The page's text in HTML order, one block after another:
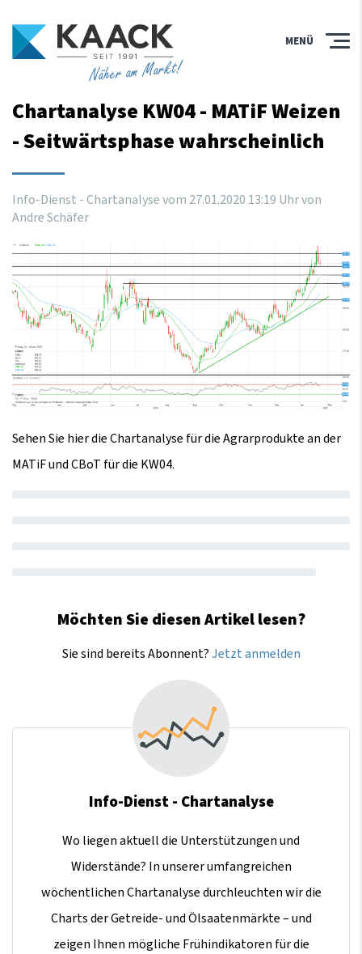
Näher am Markt!
MENÜ
Chartanalyse KW04 - MATiF Weizen
- Seitwärtsphase wahrscheinlich
Info-Dienst - Chartanalyse vom 27.01.2020 13:19 Uhrvon
Andre Schäfer
Sehen Sie hier die Chartanalyse für die Agrarprodukte an der
MATiF und CBoT für die KW04.
Möchten Sie diesen Artikel lesen?
Sie sind bereits Abonnent?Jetzt anmelden
Info-Dienst - Chartanalyse
Wo liegen aktuell die Unterstützungen und
Widerstände? In unserer umfangreichen
wöchentlichen Chartanalyse durchleuchten wir die
Charts der Getreide- und Ölsaatenmärkte – und
zeigen Ihnen mögliche Frühindikatoren für die